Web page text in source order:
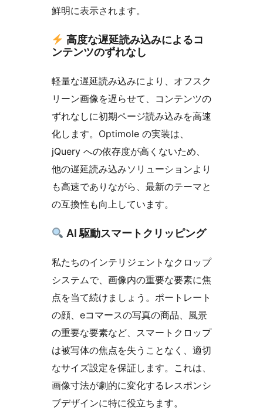
鮮明に表示されます。
高度な遅延読み込みによるコ
ンテンツのずれなし
軽量な遅延読み込みにより、オフスク
リーン画像を遅らせて、コンテンツの
ずれなしに初期ページ読み込みを高速
化します。Optimole の実装は、
jQuery への依存度が高くないため、
他の遅延読み込みソリューションより
も高速でありながら、最新のテーマと
の互換性も向上しています。
AI 駆動スマートクリッピング
私たちのインテリジェントなクロップ
システムで、画像内の重要な要素に焦
点を当て続けましょう。ポートレート
の顔、eコマースの写真の商品、風景
の重要な要素など、スマートクロップ
は被写体の焦点を失うことなく、適切
なサイズ設定を保証します。これは、
画像寸法が劇的に変化するレスポンシ
ブデザインに特に役立ちます。